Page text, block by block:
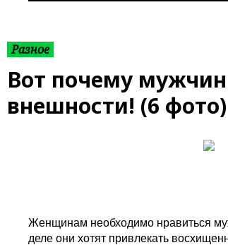
t
e
n
t
Разное
Вот почему
внешности! (6 фото)
Женщинам необходимо нравиться
деле они хотят привлекать